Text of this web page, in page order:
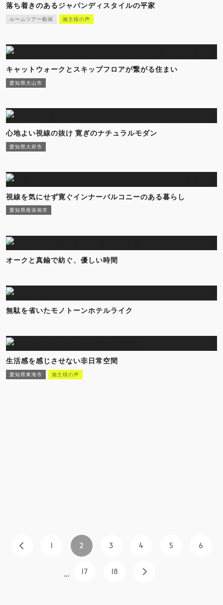
落ち着きのあるジャパンディスタイルの平家
ルームツアー動画 施主様の声
キャットウォークとスキップフロアが繋がる住まい
愛知県犬山市
心地よい視線の抜け 寛ぎのナチュラルモダン
愛知県大府市
視線を気にせず寛ぐインナーバルコニーのある暮らし
愛知県尾張旭市
オークと真鍮で紡ぐ、優しい時間
無駄を省いたモノトーンホテルライク
生活感を感じさせない非日常空間
愛知県東海市 施主様の声
1 2 3 4 5 6
... 17 18